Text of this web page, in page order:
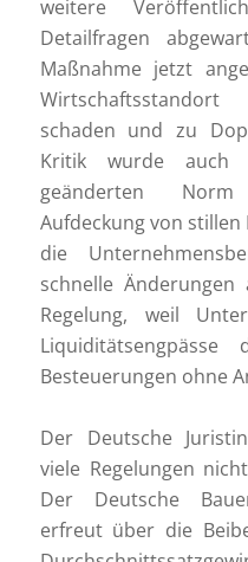
weitere
Detailfragen
Maßnahme jetzt
schaden und zu
Kritik wurde
geänderten
Aufdeckung von stillen
die
schnelle
Regelung, weil
Besteuerungen ohne
Der Deutsche
viele Regelungen
Der Deutsche
erfreut über die